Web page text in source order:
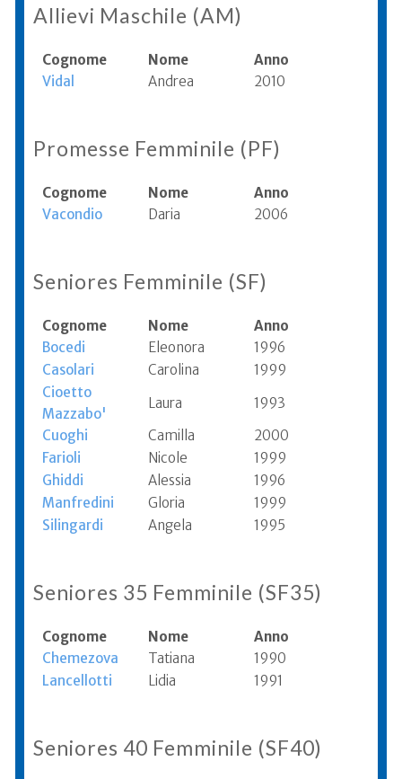
Allievi Maschile (AM)
Cognome Nome
Anno
Vidal
Andrea 2010
Promesse Femminile (PF)
Cognome Nome
Anno
Vacondio
Daria 2006
Seniores Femminile (SF)
Cognome Nome
Anno
Bocedi
Eleonora
1996
Casolari
Carolina
1999
Cioetto
Mazzabo'
Laura
1993
Cuoghi
Camilla
2000
Farioli
Nicole
1999
Ghiddi
Alessia
1996
Manfredini
Gloria
1999
Silingardi
Angela 1995
Seniores 35 Femminile (SF35)
Cognome Nome
Anno
Chemezova
Tatiana
1990
Lancellotti
Lidia 1991
Seniores 40 Femminile (SF40)